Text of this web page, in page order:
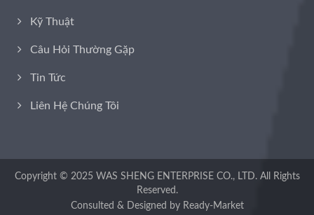
Kỹ Thuật
Câu Hỏi Thường Gặp
Tin Tức
Liên Hệ Chúng Tôi
Copyright © 2025 WAS SHENG ENTERPRISE CO., LTD.All Rights
Reserved.
Consulted & Designed by Ready-Market